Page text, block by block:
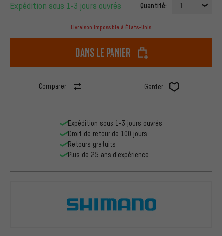
Expédition sous 1-3 jours ouvrés Quantité: 1
Livraison impossible à États-Unis
dans le panier
Comparer Garder
Expédition sous 1-3 jours ouvrés
Droit de retour de 100 jours
Retours gratuits
Plus de 25 ans d'expérience
Shimano